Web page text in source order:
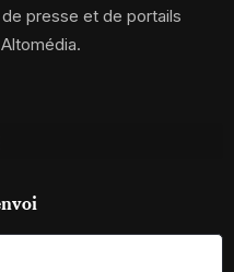
presse et de portails